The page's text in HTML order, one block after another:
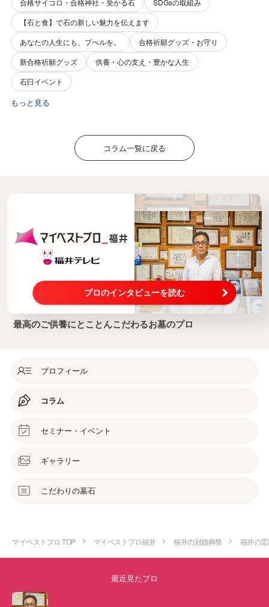
合格サイコロ・合格神社・受かる石
SDGsの取組み
【石と食】で石の新しい魅力を伝えます
あなたの人生にも、プぺルを。
合格祈願グッズ・お守り
新合格祈願グッズ
供養・心の支え・豊かな人生
石臼イベント
もっと見る
コラム一覧に戻る
プロのインタビューを読む
最高のご供養にとことんこだわるお墓のプロ
プロフィール
コラム
セミナー・イベント
ギャラリー
こだわりの墓石
マイベストプロ TOP マイベストプロ福井 福井の冠婚葬祭 福井の
最近見たプロ